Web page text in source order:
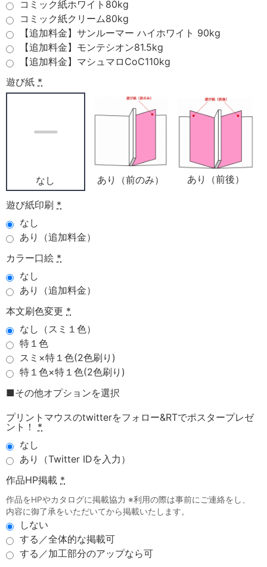
コミック紙ホワイト80kg
コミック紙クリーム80kg
【追加料金】サンルーマー ハイホワイト 90kg
【追加料金】モンテシオン81.5kg
【追加料金】マシュマロCoC110kg
遊び紙 *
なし あり（前のみ） あり（前後）
遊び紙印刷 *
なし
あり（追加料金）
カラー口絵 *
なし
あり（追加料金）
本文刷色変更 *
なし（スミ１色）
特１色
スミ×特１色(2色刷り)
特１色×特１色(2色刷り)
■その他オプションを選択
プリントマウスのtwitterをフォロー&RTでポスタープレゼ
ント！
*
なし
あり（Twitter IDを入力）
作品HP掲載 *
作品をHPやカタログに掲載協力 ※利用の際は事前にご連絡をし、
内容に御了承をいただいてから掲載いたします。
しない
する／全体的な掲載可
する／加工部分のアップなら可